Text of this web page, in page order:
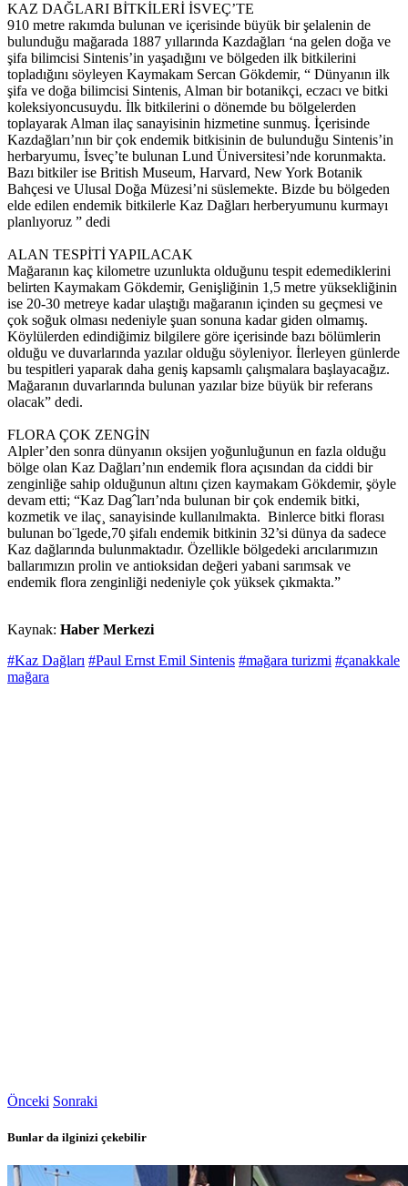
KAZ DAĞLARI BİTKİLERİ İSVEÇ’TE
910 metre rakımda bulunan ve içerisinde büyük bir şelalenin de
bulunduğu mağarada 1887 yıllarında Kazdağları ‘na gelen doğa ve
şifa bilimcisi Sintenis’in yaşadığını ve bölgeden ilk bitkilerini
topladığını söyleyen Kaymakam Sercan Gökdemir, “ Dünyanın ilk
şifa ve doğa bilimcisi Sintenis, Alman bir botanikçi, eczacı ve bitki
koleksiyoncusuydu. İlk bitkilerini o dönemde bu bölgelerden
toplayarak Alman ilaç sanayisinin hizmetine sunmuş. İçerisinde
Kazdağları’nın bir çok endemik bitkisinin de bulunduğu Sintenis’in
herbaryumu, İsveç’te bulunan Lund Üniversitesi’nde korunmakta.
Bazı bitkiler ise British Museum, Harvard, New York Botanik
Bahçesi ve Ulusal Doğa Müzesi’ni süslemekte. Bizde bu bölgeden
elde edilen endemik bitkilerle Kaz Dağları herberyumunu kurmayı
planlıyoruz ” dedi
ALAN TESPİTİ YAPILACAK
Mağaranın kaç kilometre uzunlukta olduğunu tespit edemediklerini
belirten Kaymakam Gökdemir, Genişliğinin 1,5 metre yüksekliğinin
ise 20-30 metreye kadar ulaştığı mağaranın içinden su geçmesi ve
çok soğuk olması nedeniyle şuan sonuna kadar giden olmamış.
Köylülerden edindiğimiz bilgilere göre içerisinde bazı bölümlerin
olduğu ve duvarlarında yazılar olduğu söyleniyor. İlerleyen günlerde
bu tespitleri yaparak daha geniş kapsamlı çalışmalara başlayacağız.
Mağaranın duvarlarında bulunan yazılar bize büyük bir referans
olacak” dedi.
FLORA ÇOK ZENGİN
Alpler’den sonra dünyanın oksijen yoğunluğunun en fazla olduğu
bölge olan Kaz Dağları’nın endemik flora açısından da ciddi bir
zenginliğe sahip olduğunun altını çizen kaymakam Gökdemir, şöyle
devam etti; “Kaz Dagˆları’nda bulunan bir çok endemik bitki,
kozmetik ve ilaç¸ sanayisinde kullanılmakta. Binlerce bitki florası
bulunan bo¨lgede,70 şifalı endemik bitkinin 32’si dünya da sadece
Kaz dağlarında bulunmaktadır. Özellikle bölgedeki arıcılarımızın
ballarımızın prolin ve antioksidan değeri yabani sarımsak ve
endemik flora zenginliği nedeniyle çok yüksek çıkmakta.”
Kaynak: Haber Merkezi
#Kaz Dağları #Paul Ernst Emil Sintenis #mağara turizmi #çanakkale
mağara
Önceki Sonraki
Bunlar da ilginizi çekebilir